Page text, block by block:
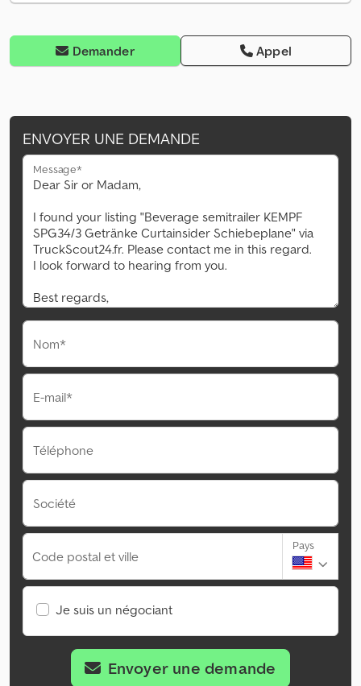
Demander Appel
ENVOYER UNE DEMANDE
Message*
Nom*
E-mail*
Téléphone
Société
Code postal et ville
Pays
Je suis un négociant
Envoyer une demande